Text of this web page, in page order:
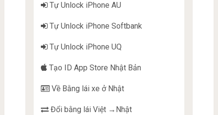
Tự Unlock iPhone AU
Tự Unlock iPhone Softbank
Tự Unlock iPhone UQ
Tạo ID App Store Nhật Bản
Về Bằng lái xe ở Nhật
Đổi bằng lái Việt →Nhật